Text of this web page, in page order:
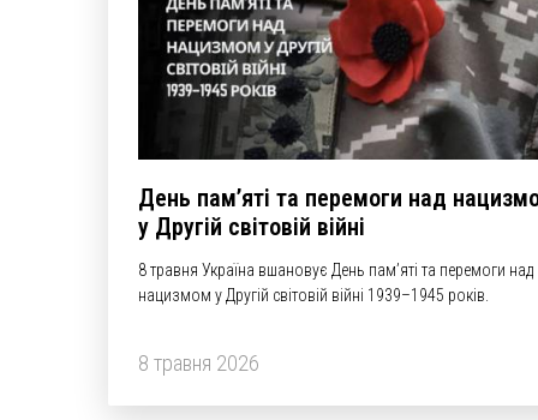
День пам’яті та перемоги над
у Другій світовій війні
8 травня Україна вшановує День пам’яті та перемоги над
нацизмом у Другій світовій війні 1939–1945 років.
8 травня 2026